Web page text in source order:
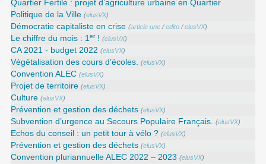
Quartier Fertile : projet d’agriculture urbaine en Quartier
Politique de la Ville (elusVX)
Démocratie capitaliste en crise (article une/edito/elusVX)
Le chiffre du mois : 1er! (elusVX)
CA 2021 - budget 2022 (elusVX)
Végétalisation des cours d’écoles. (elusVX)
Convention ALEC (elusVX)
Projet de territoire (elusVX)
Culture (elusVX)
Prévention et gestion des déchets (elusVX)
Subvention d’urgence au Secours Populaire Français. (elusVX)
Echos du conseil : un petit tour à vélo ? (elusVX)
Prévention et gestion des déchets (elusVX)
Convention pluriannuelle ALEC 2022 – 2023 (elusVX)